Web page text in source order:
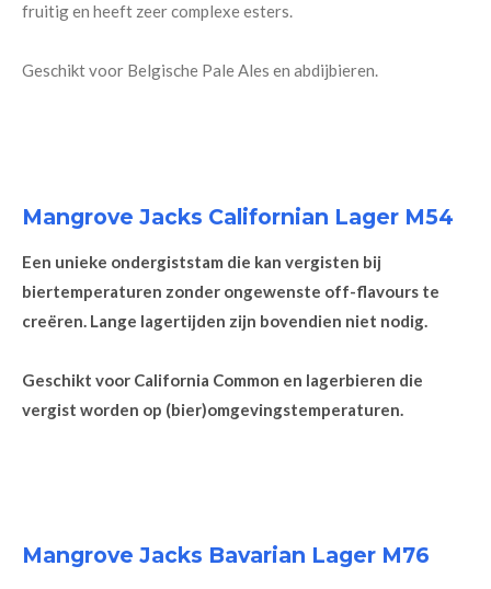
fruitig en heeft zeer complexe esters.
Geschikt voor Belgische Pale Ales en abdijbieren.
Mangrove Jacks Californian Lager M54
Een unieke ondergiststam die kan vergisten bij
biertemperaturen zonder ongewenste off-flavours te
creëren. Lange lagertijden zijn bovendien niet nodig.
Geschikt voor California Common en lagerbieren die
vergist worden op (bier)omgevingstemperaturen.
Mangrove Jacks Bavarian Lager M76